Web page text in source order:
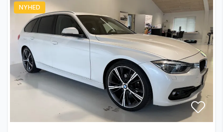
El-ruder x4
El-spejle med varme
Fjernbetjent centrallås
Højdejusterbare forsæder
NYHED